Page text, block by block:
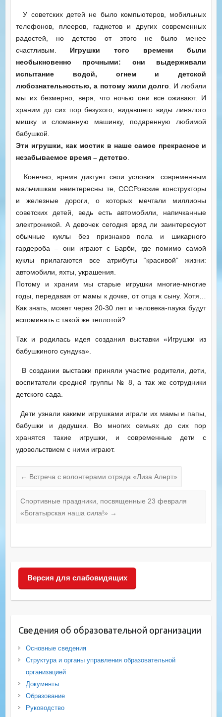
У советских детей не было компьютеров, мобильных
телефонов, плееров, гаджетов и других современных
радостей, но детство от этого не было менее
счастливым. Игрушки того времени были
необыкновенно прочными: они выдерживали
испытание водой, огнем и детской
любознательностью, а потому жили долго . И любили
мы их безмерно, веря, что ночью они все оживают. И
храним до сих пор безухого, видавшего виды линялого
мишку и сломанную машинку, подаренную любимой
бабушкой.
Эти игрушки, как мостик в наше самое прекрасное и
незабываемое время – детство
Конечно, время диктует свои условия: современным
мальчишкам неинтересны те, СССРовские конструкторы
и железные дороги, о которых мечтали миллионы
советских детей, ведь есть автомобили, напичканные
электроникой. А девочек сегодня вряд ли заинтересуют
обычные куклы без признаков пола и шикарного
гардероба – они играют с Барби, где помимо самой
куклы прилагаются все атрибуты “красивой” жизни:
автомобили, яхты, украшения.
Потому и храним мы старые игрушки многие-многие
годы, передавая от мамы к дочке, от отца к сыну. Хотя…
Как знать, может через 20-30 лет и человека-паука будут
вспоминать с такой же теплотой?
Так и родилась идея создания выставки «Игрушки из
бабушкиного сундука».
В создании выставки приняли участие родители, дети,
воспитатели средней группы № 8, а так же сотрудники
детского сада.
Дети узнали какими игрушками играли их мамы и папы,
бабушки и дедушки. Во многих семьях до сих пор
хранятся такие игрушки, и современные дети с
удовольствием с ними играют.
← Встреча c волонтерами отряда «Лиза Алерт»
Спортивные праздники, посвященные 23 февраля
«Богатырская наша сила!» →
Версия для слабовидящих
Сведения об образовательной организации
Основные сведения
Структура и органы управления образовательной
организацией
Документы
Образование
Руководство